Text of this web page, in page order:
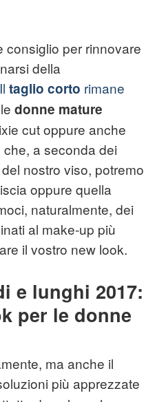
consiglio per rinnovare
della
Il taglio corto rimane
donne mature
cut oppure anche
a seconda dei
nostro viso, potremo
oppure quella
naturalmente, dei
al make-up più
il vostro new look.
e lunghi 2017:
per le donne
ma anche il
più apprezzate